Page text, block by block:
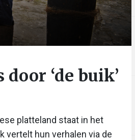
‘de buik’
platteland staat in het
vertelt hun verhalen via de